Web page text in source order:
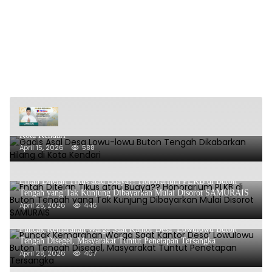
Gadis Asal Desa Lowu-lowu Buton Tengah Dikabarkan Hilang di
Kota Kendari
April 15, 2026 588
Entah Ditelan Tikus atau Buaya?? Honorarium PLKB di Buton
Tengah yang Tak Kunjung Dibayarkan Mulai Disorot SAMURAIS
April 25, 2026 446
Puncak Kemarahan Warga Saat Kantor Desa’ Lowulowu Buton
Tengah Disegel, Masyarakat Tuntut Penetapan Tersangka
April 28, 2026 407